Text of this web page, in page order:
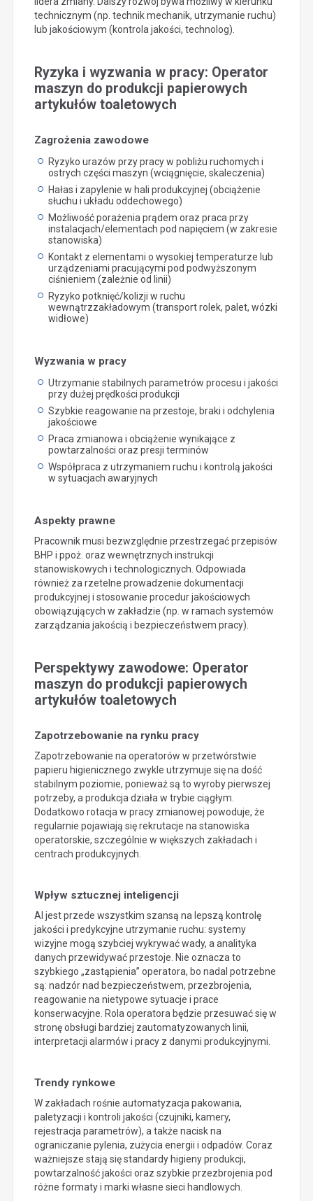
technicznym (np. technik mechanik, utrzymanie ruchu)
lub jakościowym (kontrola jakości, technolog).
Ryzyka i wyzwania w pracy: Operator
maszyn do produkcji papierowych
artykułów toaletowych
Zagrożenia zawodowe
Ryzyko urazów przy pracy w pobliżu ruchomych i
ostrych części maszyn (wciągnięcie, skaleczenia)
Hałas i zapylenie w hali produkcyjnej (obciążenie
słuchu i układu oddechowego)
Możliwość porażenia prądem oraz praca przy
instalacjach/elementach pod napięciem (w zakresie
stanowiska)
Kontakt z elementami o wysokiej temperaturze lub
urządzeniami pracującymi pod podwyższonym
ciśnieniem (zależnie od linii)
Ryzyko potknięć/kolizji w ruchu
wewnątrzzakładowym (transport rolek, palet, wózki
widłowe)
Wyzwania w pracy
Utrzymanie stabilnych parametrów procesu i jakości
przy dużej prędkości produkcji
Szybkie reagowanie na przestoje, braki i odchylenia
jakościowe
Praca zmianowa i obciążenie wynikające z
powtarzalności oraz presji terminów
Współpraca z utrzymaniem ruchu i kontrolą jakości
w sytuacjach awaryjnych
Aspekty prawne
Pracownik musi bezwzględnie przestrzegać przepisów
BHP i ppoż. oraz wewnętrznych instrukcji
stanowiskowych i technologicznych. Odpowiada
również za rzetelne prowadzenie dokumentacji
produkcyjnej i stosowanie procedur jakościowych
obowiązujących w zakładzie (np. w ramach systemów
zarządzania jakością i bezpieczeństwem pracy).
Perspektywy zawodowe: Operator
maszyn do produkcji papierowych
artykułów toaletowych
Zapotrzebowanie na rynku pracy
Zapotrzebowanie na operatorów w przetwórstwie
papieru higienicznego zwykle utrzymuje się na dość
stabilnym poziomie, ponieważ są to wyroby pierwszej
potrzeby, a produkcja działa w trybie ciągłym.
Dodatkowo rotacja w pracy zmianowej powoduje, że
regularnie pojawiają się rekrutacje na stanowiska
operatorskie, szczególnie w większych zakładach i
centrach produkcyjnych.
Wpływ sztucznej inteligencji
AI jest przede wszystkim szansą na lepszą kontrolę
jakości i predykcyjne utrzymanie ruchu: systemy
wizyjne mogą szybciej wykrywać wady, a analityka
danych przewidywać przestoje. Nie oznacza to
szybkiego „zastąpienia” operatora, bo nadal potrzebne
są: nadzór nad bezpieczeństwem, przezbrojenia,
reagowanie na nietypowe sytuacje i prace
konserwacyjne. Rola operatora będzie przesuwać się w
stronę obsługi bardziej zautomatyzowanych linii,
interpretacji alarmów i pracy z danymi produkcyjnymi.
Trendy rynkowe
W zakładach rośnie automatyzacja pakowania,
paletyzacji i kontroli jakości (czujniki, kamery,
rejestracja parametrów), a także nacisk na
ograniczanie pylenia, zużycia energii i odpadów. Coraz
ważniejsze stają się standardy higieny produkcji,
powtarzalność jakości oraz szybkie przezbrojenia pod
różne formaty i marki własne sieci handlowych.